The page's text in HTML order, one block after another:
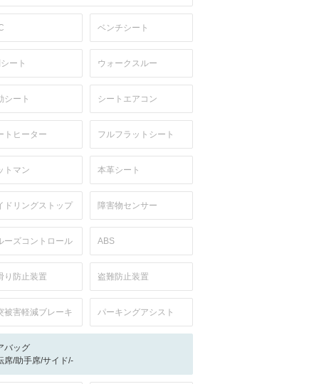
ベンチシート
ート ウォークスルー
シート シートエアコン
トヒーター フルフラットシート
トマン 本革シート
ドリングストップ 障害物センサー
ーズコントロール ABS
り防止装置 盗難防止装置
被害軽減ブレーキ パーキングアシスト
バッグ
席/助手席/サイド/-